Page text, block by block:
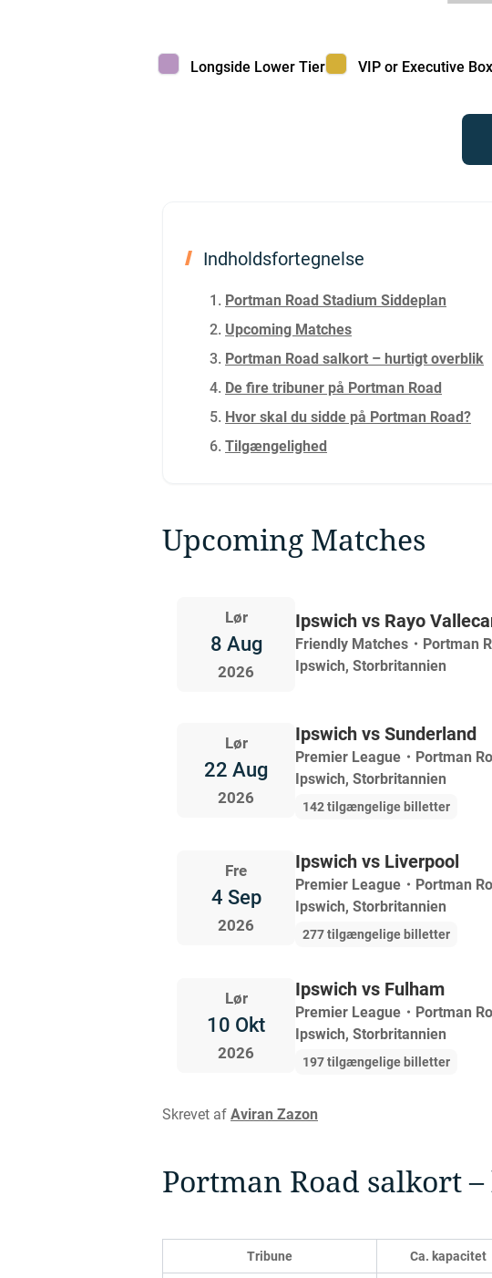
Longside Lower Tier color
Longside Lower Tier VIP or Executive Box
VIP or Executive Box
Indholdsfortegnelse
Portman Road Stadium Siddeplan
Upcoming Matches
Portman Road salkort – hurtigt overblik
De fire tribuner på Portman Road
Hvor skal du sidde på Portman Road?
Tilgængelighed
Upcoming Matches
Lør
8 Aug
2026
Ipswich vs Rayo
Friendly Matches ・ Portman
Ipswich, Storbritannien
Lør
22 Aug
2026
Ipswich vs Sunderland
Premier League ・ Portman
Ipswich, Storbritannien
142 tilgængelige billetter
Fre
4 Sep
2026
Ipswich vs Liverpool
Premier League ・ Portman
Ipswich, Storbritannien
277 tilgængelige billetter
Lør
10 Okt
2026
Ipswich vs Fulham
Premier League ・ Portman
Ipswich, Storbritannien
197 tilgængelige billetter
Skrevet af Aviran Zazon
Portman Road salkort
Tribune Ca. kapacitet